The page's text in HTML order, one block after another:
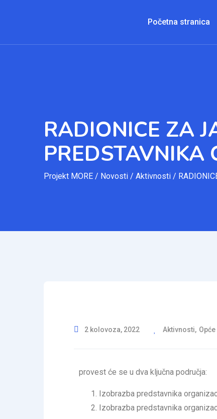
Početna stranica
RADIONICE ZA
PREDSTAVNIKA
Projekt MORE / Novosti / Aktivnosti /
2 kolovoza, 2022 Aktivnosti,
provest će se u dva ključna područja:
Izobrazba predstavnika
Izobrazba predstavnika